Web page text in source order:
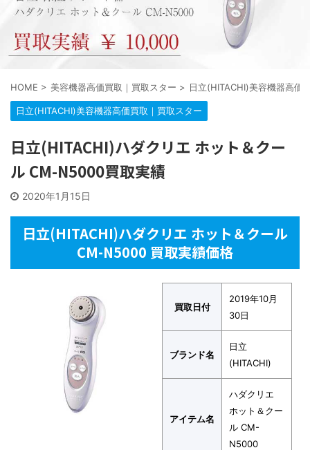
HOME > 美容機器高価買取｜買取スター > 日立(HITACHI)美容機器高価
日立(HITACHI)美容機器高価買取｜買取スター
日立(HITACHI)ハダクリエ ホット＆クー
ル CM-N5000買取実績
2020年1月15日
日立(HITACHI)ハダクリエ ホット＆クール
CM-N5000 買取実績価格
買取日付
2019年10月
30日
ブランド名
日立
(HITACHI)
アイテム名
ハダクリエ
ホット＆クー
ル CM-
N5000